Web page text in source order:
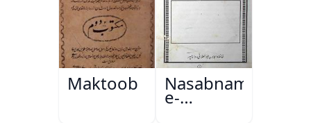
Maktoob Nasabnama-
e-
Sajjadgan